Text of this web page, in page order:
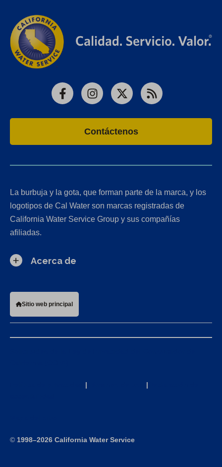
FacebookInstagram
X RSS
Contáctenos
La burbuja y la gota, que forman parte de la marca, y los
logotipos de Cal Water son marcas registradas de
California Water Service Group y sus compañías
afiliadas.
Acerca de
Sitio web principal
| |
© 1998–2026 California Water Service